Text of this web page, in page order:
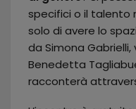
specifici o il talento
solo di avere lo
da Simona Gabrielli,
Benedetta
racconterà